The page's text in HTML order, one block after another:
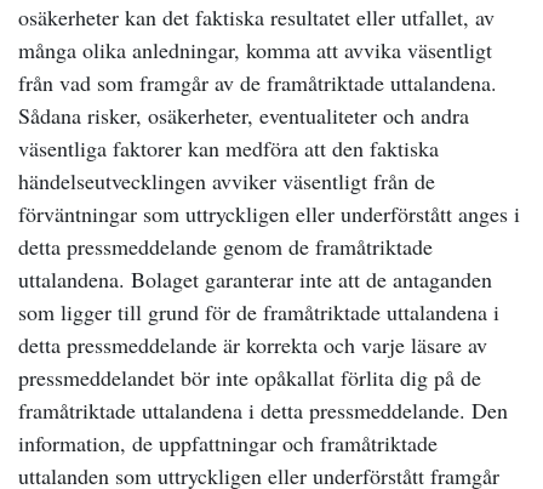
osäkerheter kan det faktiska resultatet eller utfallet, av
många olika anledningar, komma att avvika väsentligt
från vad som framgår av de framåtriktade uttalandena.
Sådana risker, osäkerheter, eventualiteter och andra
väsentliga faktorer kan medföra att den faktiska
händelseutvecklingen avviker väsentligt från de
förväntningar som uttryckligen eller underförstått anges i
detta pressmeddelande genom de framåtriktade
uttalandena. Bolaget garanterar inte att de antaganden
som ligger till grund för de framåtriktade uttalandena i
detta pressmeddelande är korrekta och varje läsare av
pressmeddelandet bör inte opåkallat förlita dig på de
framåtriktade uttalandena i detta pressmeddelande. Den
information, de uppfattningar och framåtriktade
uttalanden som uttryckligen eller underförstått framgår